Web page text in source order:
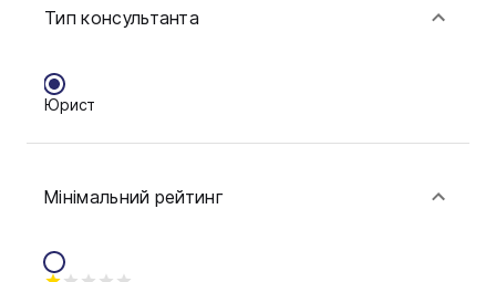
Краматорськ
Кривий Ріг
Луцьк
Миколаїв
Тип консультанта
Юрист
Мінімальний рейтинг